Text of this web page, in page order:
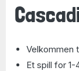
Velkommen
Et spill for 1-